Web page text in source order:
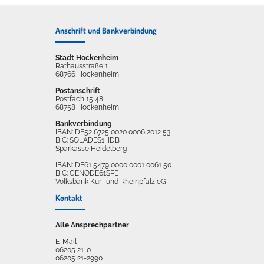
Anschrift und Bankverbindung
Stadt Hockenheim
Rathausstraße 1
68766 Hockenheim
Postanschrift
Postfach 15 48
68758 Hockenheim
Bankverbindung
IBAN: DE52 6725 0020 0006 2012 53
BIC: SOLADES1HDB
Sparkasse Heidelberg
IBAN: DE61 5479 0000 0001 0061 50
BIC: GENODE61SPE
Volksbank Kur- und Rheinpfalz eG
Kontakt
Alle Ansprechpartner
E-Mail
06205 21-0
06205 21-2990